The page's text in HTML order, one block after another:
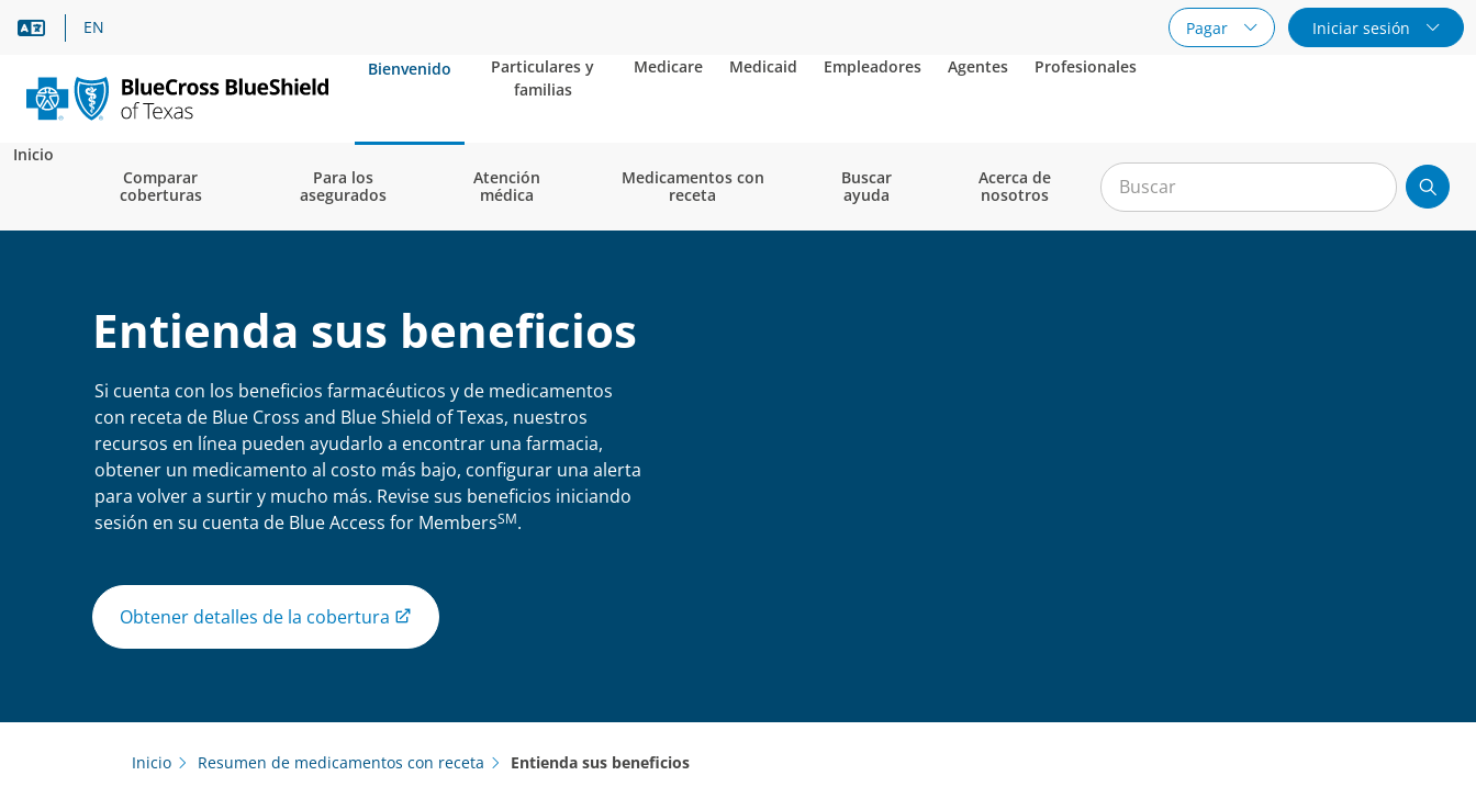
Asistencia lingüística
EN Pagar
Iniciar sesión
Bienvenido
Particulares y
familias
Medicare Medicaid Empleadores Agentes Profesionales
Inicio
Comparar
coberturas
Para los
asegurados
Atención
médica
Medicamentos con
receta
Buscar
ayuda
Acerca de
nosotros
Entienda sus beneficios
Si cuenta con los beneficios farmacéuticos y de medicamentos
con receta de Blue Cross and Blue Shield of Texas, nuestros
recursos en línea pueden ayudarlo a encontrar una farmacia,
obtener un medicamento al costo más bajo, configurar una alerta
para volver a surtir y mucho más. Revise sus beneficios iniciando
sesión en su cuenta de Blue Access for MembersSM.
Obtener detalles de la cobertura
Inicio Resumen de medicamentos con receta Entienda sus beneficios